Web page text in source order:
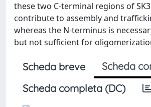
these two C-terminal regions of
contribute to assembly and
whereas the N-terminus is
but not sufficient for
Scheda breve
Scheda
Scheda completa (DC)